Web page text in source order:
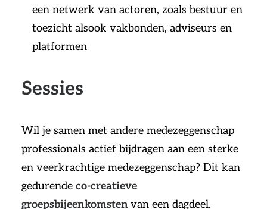
een netwerk van actoren, zoals bestuur en
toezicht alsook vakbonden, adviseurs en
platformen
Sessies
Wil je samen met andere medezeggenschap
professionals actief bijdragen aan een sterke
en veerkrachtige medezeggenschap? Dit kan
gedurende co-creatieve
groepsbijeenkomstenvan een dagdeel.